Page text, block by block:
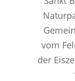
vom
der